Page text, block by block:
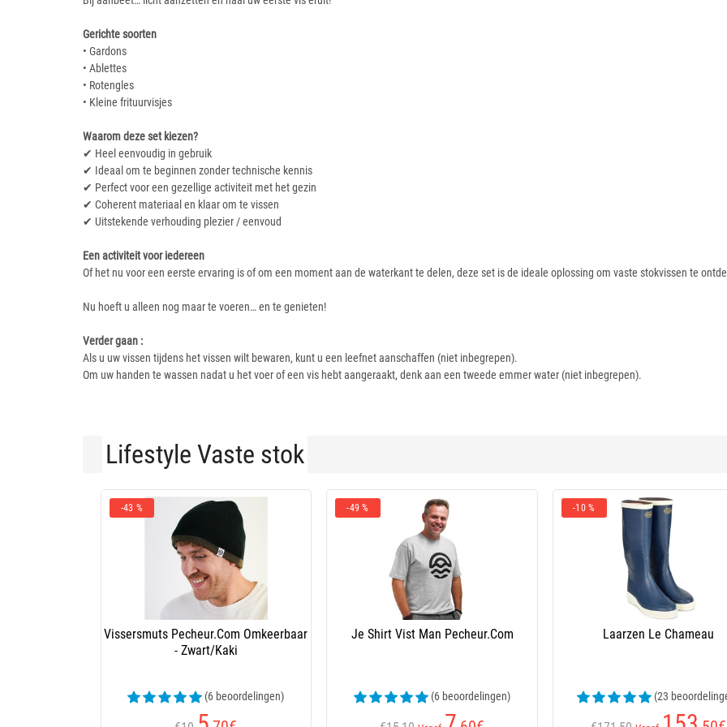
Gerichte soorten
• Gardons
• Ablettes
• Rotengles
• Kleine frituurvisjes
Waarom deze set kiezen?
✔ Heel eenvoudig in gebruik
✔ Ideaal om te beginnen zonder technische kennis
✔ Perfect voor een gezellige activiteit met het gezin
✔ Coherent materiaal en klaar om te vissen
✔ Uitstekende verhouding plezier / eenvoud
Een activiteit voor iedereen
Of het nu voor een eerste ervaring is of om een moment aan de waterkant te delen, deze set is de ideale oplossing om vaste stokvissen te
Nu hoeft u alleen nog maar te voeren… en te genieten!
Verder gaan :
Als u uw vissen tijdens het vissen wilt bewaren, kunt u een leefnet aanschaffen (niet inbegrepen).
Om uw handen te wassen nadat u het voer of een vis hebt aangeraakt, denk aan een tweede emmer water (niet inbegrepen).
Lifestyle Vaste stok
-43 %
Vissersmuts Pecheur.Com Omkeerbaar
- Zwart/Kaki
(6 beoordelingen)
-49 %
Je Shirt Vist Man Pecheur.Com
(6 beoordelingen)
-10 %
Laarzen Le Chameau
(23